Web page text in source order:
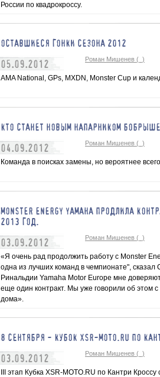
России по квадрокроссу.
ОСТАВШИЕСЯ ГОНКИ СЕЗОНА 2012
05.09.2012 Роман Мишенев (_)
AMA National, GPs, MXDN, Monster Cup и
КТО СТАНЕТ НОВЫМ НАПАРНИКОМ
04.09.2012 Роман Мишенев (_)
Команда в поисках замены, но вероятнее
MONSTER ENERGY YAMAHA ПРОДЛИЛА
2013 ГОД.
03.09.2012 Роман Мишенев (_)
«Я очень рад продолжить работу с Monster
одна из лучших команд в чемпионате",
Ринальдии Yamaha Motor Europe мне
еще один контракт. Мы уже говорили об этом с
дома».
8 СЕНТЯБРЯ - КУБОК XSR-MOTO.RU ПО
03.09.2012 Роман Мишенев (_)
III этап Кубка XSR-MOTO.RU по Кантри